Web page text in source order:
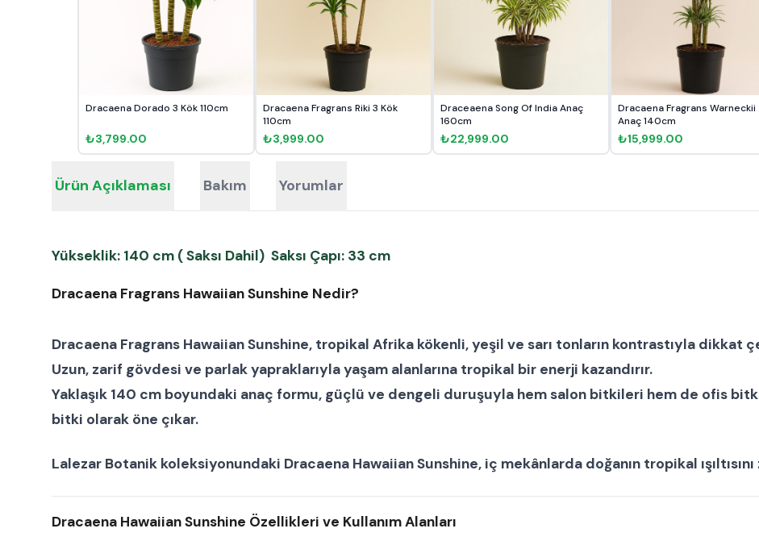
Dracaena Dorado 3 Kök 110cm
₺3,799.00
Dracaena Fragrans Riki 3 Kök
110cm
₺3,999.00
Draceaena Song Of India Anaç
160cm
₺22,999.00
Dracaena Fragrans Warneckii
Anaç 140cm
₺15,999.00
Ürün Açıklaması Bakım Yorumlar
Yükseklik: 140 cm ( Saksı Dahil) Saksı Çapı: 33 cm
Dracaena Fragrans Hawaiian Sunshine Nedir?
Dracaena Fragrans Hawaiian Sunshine, tropikal Afrika kökenli, yeşil ve sarı tonların kontrastıyla dikkat
Uzun, zarif gövdesi ve parlak yapraklarıyla yaşam alanlarına tropikal bir enerji kazandırır.
Yaklaşık 140 cm boyundaki anaç formu, güçlü ve dengeli duruşuyla hemsalon bitkileri hem de ofis
bitki olarak öne çıkar.
Lalezar Botanik koleksiyonundaki Dracaena Hawaiian Sunshine, iç mekânlarda doğanın tropikal
Dracaena Hawaiian Sunshine Özellikleri ve Kullanım Alanları